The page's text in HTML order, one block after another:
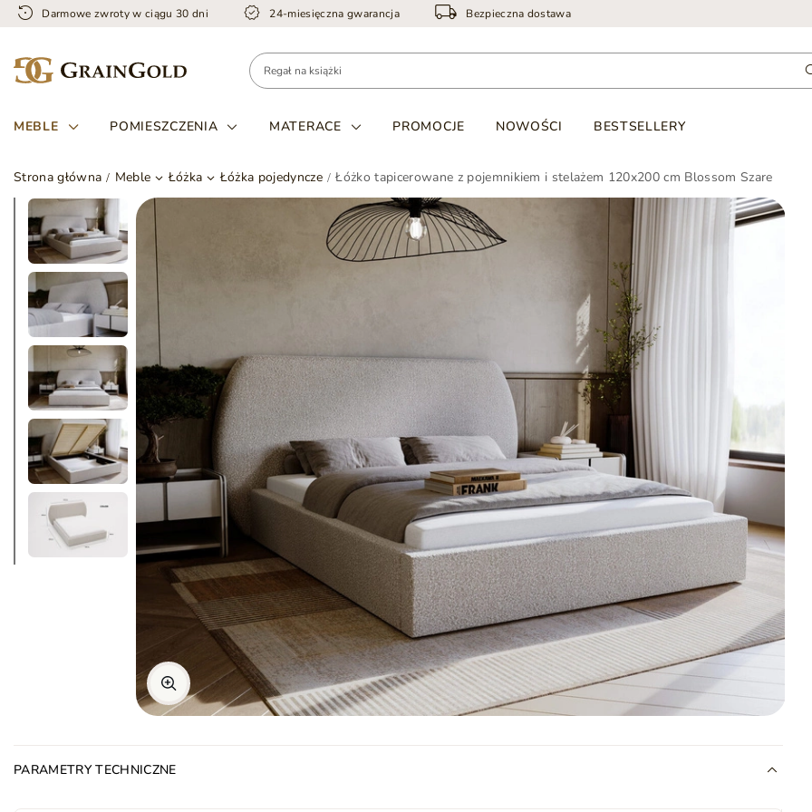
Darmowe zwroty w ciągu 30 dni 24-miesięczna gwarancja Bezpieczna dostawa
MEBLE POMIESZCZENIA MATERACE PROMOCJE NOWOŚCI BESTSELLERY
Strona główna Meble Łóżka Łóżka pojedyncze Łóżko tapicerowane z pojemnikiem i stelażem 120x200 cm Blossom Szare
PARAMETRY TECHNICZNE